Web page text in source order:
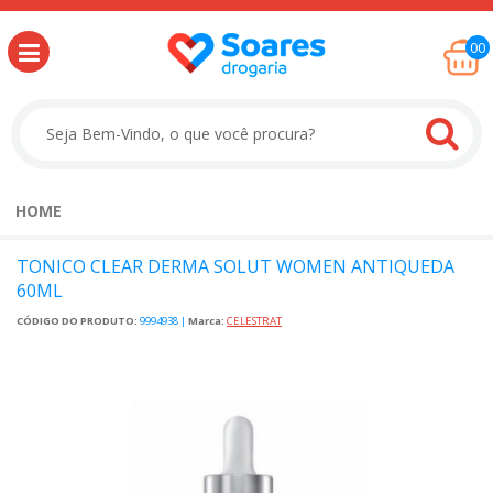
00
HOME
TONICO CLEAR DERMA SOLUT WOMEN ANTIQUEDA
60ML
CÓDIGO DO PRODUTO: 9994938 | Marca: CELESTRAT